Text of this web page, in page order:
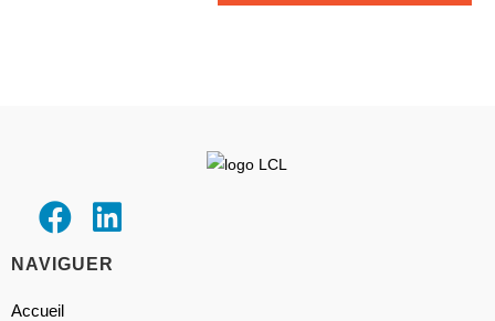
NAVIGUER
Accueil